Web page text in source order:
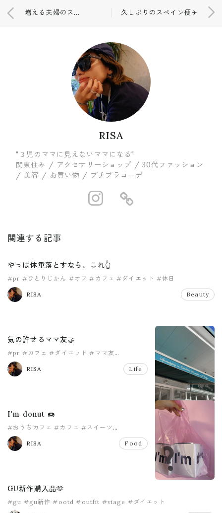
増える夫婦のスキンシップ🤮 久しぶりのスペイン便✈️
RISA
"３児のママに見えないママになる"
関東住み / アクセサリーショップ / 30代ファッション
/ 美容 / お買い物 / プチプラコーデ
https://
関連する記事
やっぱ体重落とすなら、これ👆
#pr #ひとりじかん #オフ #カフェ #ダイエット #休日
RISA Beauty
気の許せるママ友🤝
#pr #カフェ #ダイエット #ママ友
#モーニング
RISA
Life
I'm donut 🍩
#おうちカフェ #カフェ #スイーツ
#ダイエット
RISA
Food
GU新作購入品🫶
#gu #gu新作 #ootd #outfit #viage #ダイエット